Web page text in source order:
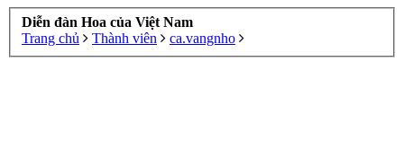
Diễn đàn Hoa của Việt Nam
Trang chủ
Thành viên ca.vangnho